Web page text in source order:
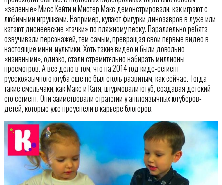
«зеленые» Мисс Кейти и Мистер Макс демонстрировали, как играют с
любимыми игрушками. Например, купают фигурки динозавров в луже или
катают диснеевские «тачки» по пляжному песку. Параллельно ребята
озвучивали персонажей, тем самым, превращая свои первые видео в
настоящие мини-мультики. Хоть такие видео и были довольно
«наивными», однако, стали стремительно набирать миллионы
просмотров. А все дело в том, что на 2014 год кидс-сегмент
русскоязычного ютуба еще не был столь развитым, как сейчас. Тогда
такие смельчаки, как Макс и Катя, штурмовали ютуб, создавая детский
его сегмент. Они заимствовали стратегии у англоязычных ютуберов-
детей, которые уже преуспели в карьере блогеров.